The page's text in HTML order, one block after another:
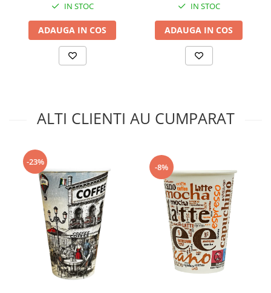
IN STOC
ADAUGA IN COS
IN STOC
ADAUGA IN COS
ALTI CLIENTI AU CUMPARAT
-23%
-8%